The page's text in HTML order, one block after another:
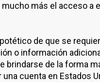
más el acceso a
de que se
o información
brindarse de la forma
una cuenta en Estados